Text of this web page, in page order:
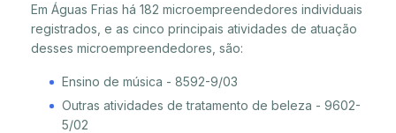
Em Águas Frias há 182 microempreendedores individuais
registrados, e as cinco principais atividades de atuação
desses microempreendedores, são:
Ensino de música - 8592-9/03
Outras atividades de tratamento de beleza - 9602-
5/02